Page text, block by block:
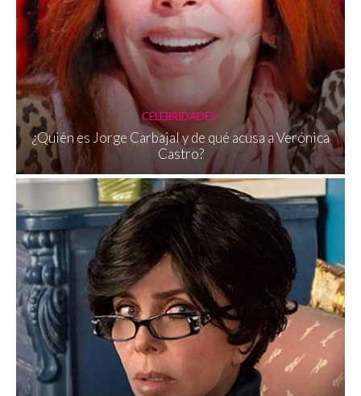
CELEBRIDADES
¿Quién es Jorge Carbajal y de qué acusa a Verónica
Castro?